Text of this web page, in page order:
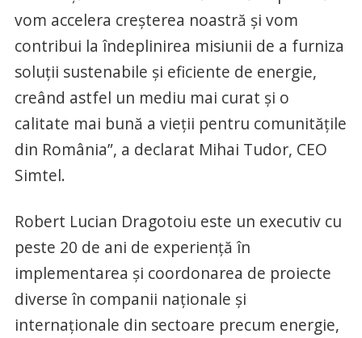
vom accelera creșterea noastră și vom
contribui la îndeplinirea misiunii de a furniza
soluții sustenabile și eficiente de energie,
creând astfel un mediu mai curat și o
calitate mai bună a vieții pentru comunitățile
din România”, a declarat Mihai Tudor, CEO
Simtel.
Robert Lucian Dragotoiu este un executiv cu
peste 20 de ani de experiență în
implementarea și coordonarea de proiecte
diverse în companii naționale și
internaționale din sectoare precum energie,